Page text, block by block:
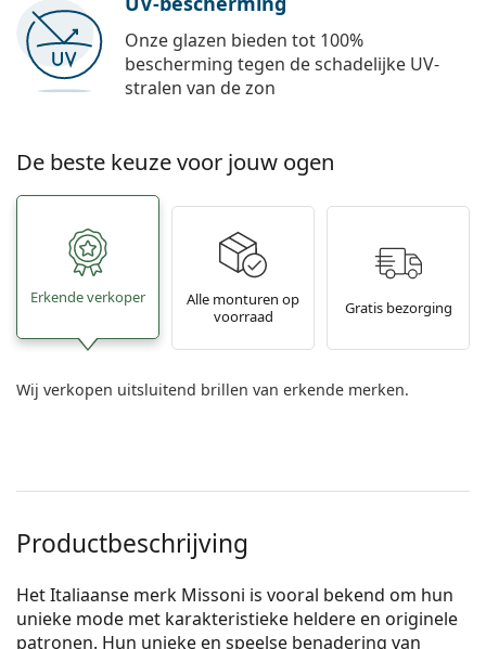
Onze glazen bieden tot 100%
bescherming tegen de schadelijke UV-
stralen van de zon
De beste keuze voor jouw ogen
Erkende verkoper
Alle monturen op
voorraad
Gratis bezorging
Wij verkopen uitsluitend brillen van erkende merken.
Productbeschrijving
Het Italiaanse merk Missoni is vooral bekend om hun
unieke mode met karakteristieke heldere en originele
patronen. Hun unieke en speelse benadering van